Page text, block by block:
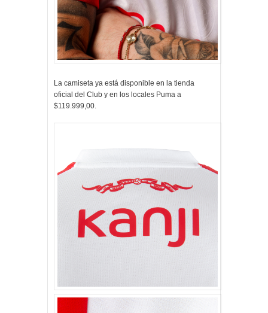
La camiseta ya está disponible en la tienda
oficial del Club y en los locales Puma a
$119.999,00.